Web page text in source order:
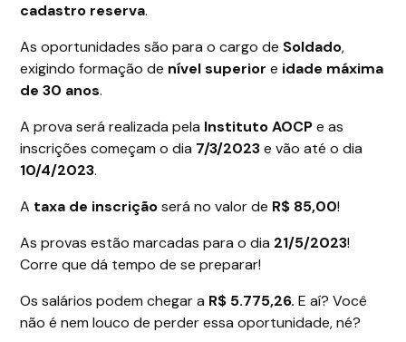
cadastro reserva.
As oportunidades são para o cargo de Soldado,
exigindo formação de nível superior e idade máxima
de 30 anos.
A prova será realizada pela Instituto AOCPe as
inscrições começam o dia 7/3/2023e vão até o dia
10/4/2023.
A taxa de inscriçãoserá no valor de R$ 85,00!
As provas estão marcadas para o dia 21/5/2023!
Corre que dá tempo de se preparar!
Os salários podem chegar a R$ 5.775,26. E aí? Você
não é nem louco de perder essa oportunidade, né?